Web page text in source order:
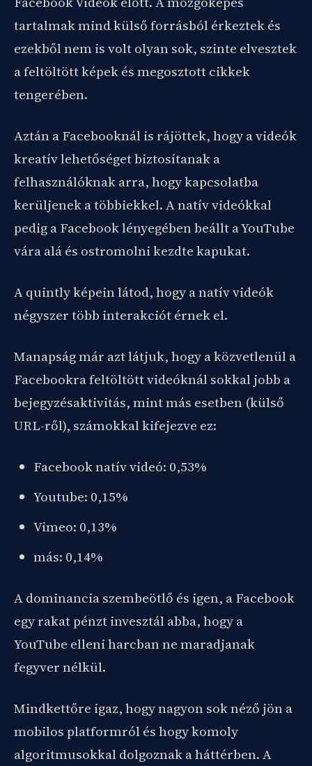
tartalmak mind külső forrásból érkeztek és
ezekből nem is volt olyan sok, szinte elvesztek
a feltöltött képek és megosztott cikkek
tengerében.
Aztán a Facebooknál is rájöttek, hogy a videók
kreatív lehetőséget biztosítanak a
felhasználóknak arra, hogy kapcsolatba
kerüljenek a többiekkel. A natív videókkal
pedig a Facebook lényegében beállt a YouTube
vára alá és ostromolni kezdte kapukat.
A quintly képein látod, hogy a natív videók
négyszer több interakciót érnek el.
Manapság már azt látjuk, hogy a közvetlenül a
Facebookra feltöltött videóknál sokkal jobb a
bejegyzésaktivitás, mint más esetben (külső
URL-ről), számokkal kifejezve ez:
Facebook natív videó: 0,53%
Youtube: 0,15%
Vimeo: 0,13%
más: 0,14%
A dominancia szembeötlő és igen, a Facebook
egy rakat pénzt invesztál abba, hogy a
YouTube elleni harcban ne maradjanak
fegyver nélkül.
Mindkettőre igaz, hogy nagyon sok néző jön a
mobilos platformról és hogy komoly
algoritmusokkal dolgoznak a háttérben. A